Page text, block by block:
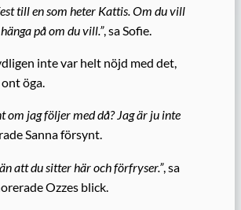
till en som heter Kattis. Om du vill
på om du vill.”, sa Sofie.
inte var helt nöjd med det,
öga.
om jag följer med då? Jag är ju inte
Sanna försynt.
att du sitter här och förfryser.”, sa
Ozzes blick.